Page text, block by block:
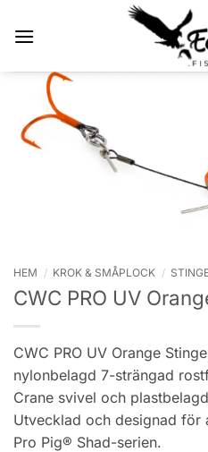
HEM / KROK & SMÅPLOCK /
CWC PRO UV
CWC PRO UV Orange
nylonbelagd 7-strängad
Crane svivel och
Utvecklad och designad för
Pro Pig® Shad-serien.